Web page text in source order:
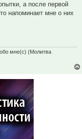
а после первой
напоминает мне о них
мне(с) (Молитва